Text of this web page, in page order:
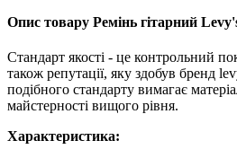
Опис товару Ремінь гітарний
Стандарт якості - це контрольний
також репутації, яку здобув бренд
подібного стандарту вимагає
майстерності вищого рівня.
Характеристика: